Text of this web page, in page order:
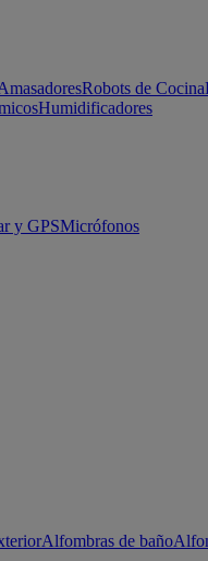
Robots de Cocina
Humidificadores
y GPSMicrófonos
Alfombras de baño